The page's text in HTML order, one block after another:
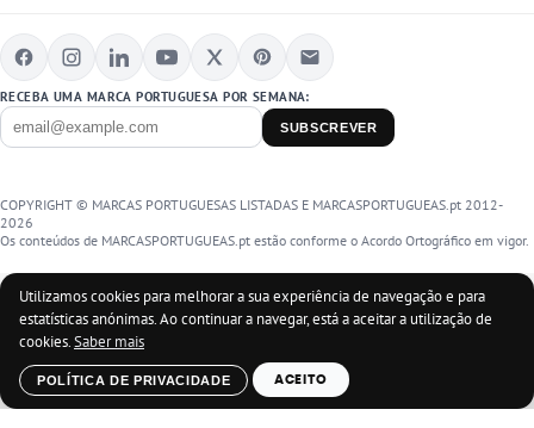
Utilizamos cookies para melhorar a sua experiência de navegação e para
estatísticas anónimas. Ao continuar a navegar, está a aceitar a utilização de
cookies.Saber mais
POLÍTICA DE PRIVACIDADE ACEITO
RECEBA UMA MARCA PORTUGUESA POR SEMANA:
SUBSCREVER
COPYRIGHT © MARCAS PORTUGUESAS LISTADAS E MARCASPORTUGUEAS.pt 2012-
2026
Os conteúdos de MARCASPORTUGUEAS.pt estão conforme o Acordo Ortográfico em vigor.